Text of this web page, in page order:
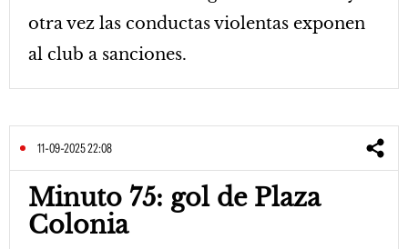
otra vez las conductas violentas exponen
al club a sanciones.
11-09-2025 22:08
Minuto 75: gol de Plaza
Colonia